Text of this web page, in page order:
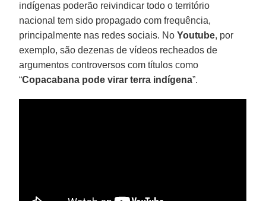
indígenas poderão reivindicar todo o território
nacional tem sido propagado com frequência,
principalmente nas redes sociais. NoYoutube, por
exemplo, são dezenas de vídeos recheados de
argumentos controversos com títulos como
“Copacabana pode virar terra indígena”.